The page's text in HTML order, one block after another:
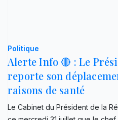
Politique
Alerte Info 🔴 : Le
reporte son
raisons de santé
Le Cabinet du Président de la